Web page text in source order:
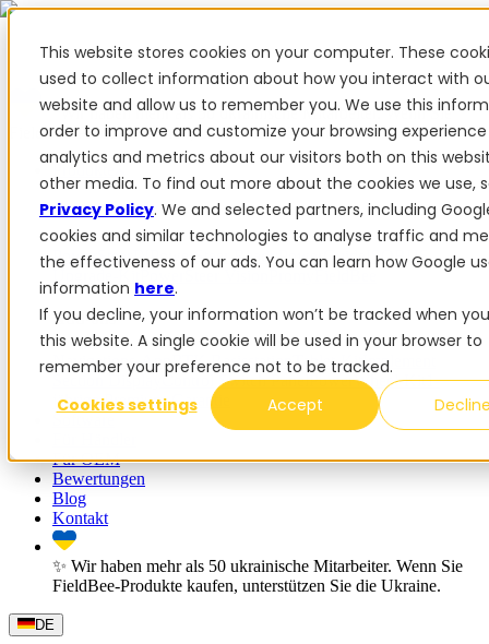
This website stores cookies on your computer. These
used to collect information about how you interact with
website and allow us to remember you. We use this
order to improve and customize your browsing
analytics and metrics about our visitors both on this
other media. To find out more about the cookies we use,
Privacy Policy. We and selected partners, including
cookies and similar technologies to analyse traffic and
the effectiveness of our ads. You can learn how Google
information here.
If you decline, your information won’t be tracked when
this website. A single cookie will be used in your browser to
remember your preference not to be tracked.
Cookies settings
Accept
✨ Wir haben mehr als 50 ukrainische Mitarbeiter. Wenn Sie
FieldBee-Produkte kaufen, unterstützen Sie die Ukraine.
Produkte
Produkte
PowerSteer™PowerSteer ReadyPowerGuideISOBUS
Add-ons
Navigations-AppRTK BasisstationTablet-KitImplement
Section Display
Control Switch PanelPowerWheel-Kit1-
jährige Premium-Garantie
Für OEM
Bewertungen
Blog
Kontakt
✨ Wir haben mehr als 50 ukrainische Mitarbeiter. Wenn Sie
FieldBee-Produkte kaufen, unterstützen Sie die Ukraine.
DE